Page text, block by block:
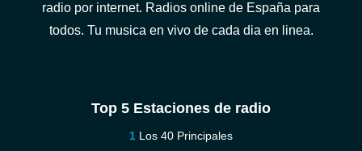
radio por internet. Radios online de España para
todos. Tu musica en vivo de cada dia en linea.
Top 5 Estaciones de radio
Los 40 Principales